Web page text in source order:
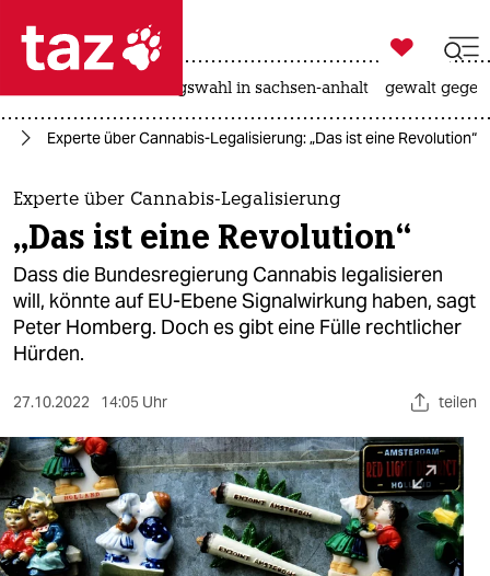
 taz zahl ich
taz zahl ich
themen
politik
öko
gesellschaft
kultur
sport
berlin
nord

taz zahl ich
landtagswahl in sachsen-anhalt gewalt
Experte über Cannabis-Legalisierung: „Das ist eine Revolution“
Experte über Cannabis-Legalisierung
„Das ist eine Revolution“
Dass die Bundesregierung Cannabis legalisieren
will, könnte auf EU-Ebene Signalwirkung haben, sagt
Peter Homberg. Doch es gibt eine Fülle rechtlicher
Hürden.
27.10.2022 14:05 Uhr teilen